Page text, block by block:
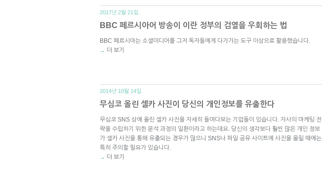
2017년 2월 21일.
BBC 페르시아어 방송이 이란 정부의 검열을 우회하는 법
BBC 페르시아는 소셜미디어를 그저 독자들에게 다가가는 도구 이상으로 활용했습니다.
→ 더 보기
2014년 10월 14일.
무심코 올린 셀카 사진이 당신의 개인정보를 유출한다
무심코 SNS 상에 올린 셀카 사진을 자세히 들여다보는 기업들이 있습니다. 자사의 마케팅 전
략을 수립하기 위한 분석 과정의 일환이라고 하는데요. 당신의 생각보다 훨씬 많은 개인 정보
가 셀카 사진을 통해 유출되는 경우가 많으니 SNS나 파일 공유 사이트에 사진을 올릴 때에는
특히 주의할 필요가 있습니다.
→ 더 보기